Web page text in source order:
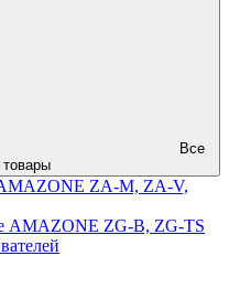
Все
товары
ZA-M, ZA-V,
ZG-B, ZG-TS